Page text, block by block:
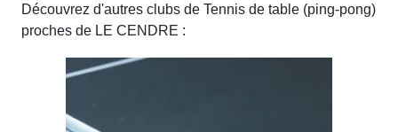
Découvrez d'autres clubs de Tennis de table (ping-pong)
proches de LE CENDRE :